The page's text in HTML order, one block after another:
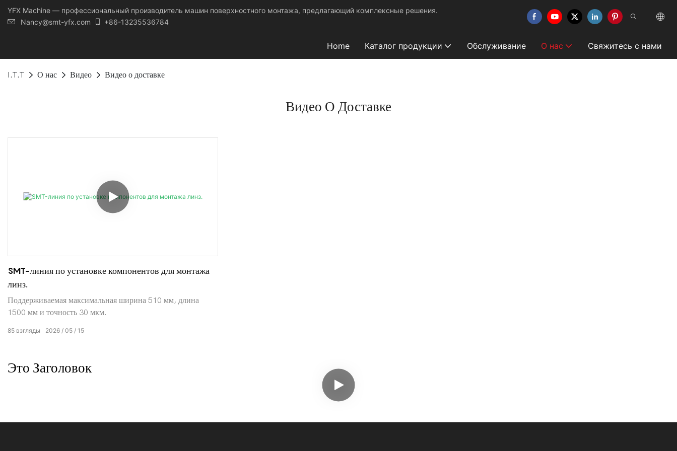
YFX Machine — профессиональный производитель машин поверхностного монтажа, предлагающий комплексные решения.
Nancy@smt-yfx.com
+86-13235536784
Home Каталог продукции Обслуживание О нас Свяжитесь с нами
I.T.T О нас Видео Видео о доставке
Видео О Доставке
SMT-линия по установке компонентов для монтажа
линз.
Поддерживаемая максимальная ширина 510 мм, длина
1500 мм и точность 30 мкм.
2026 05 15
85 взгляды
Это Заголовок